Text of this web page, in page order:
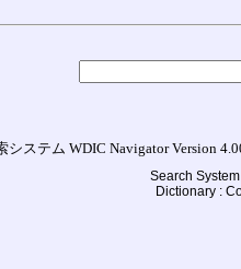
ステム WDIC Navigator Version
Search
Dictionary :